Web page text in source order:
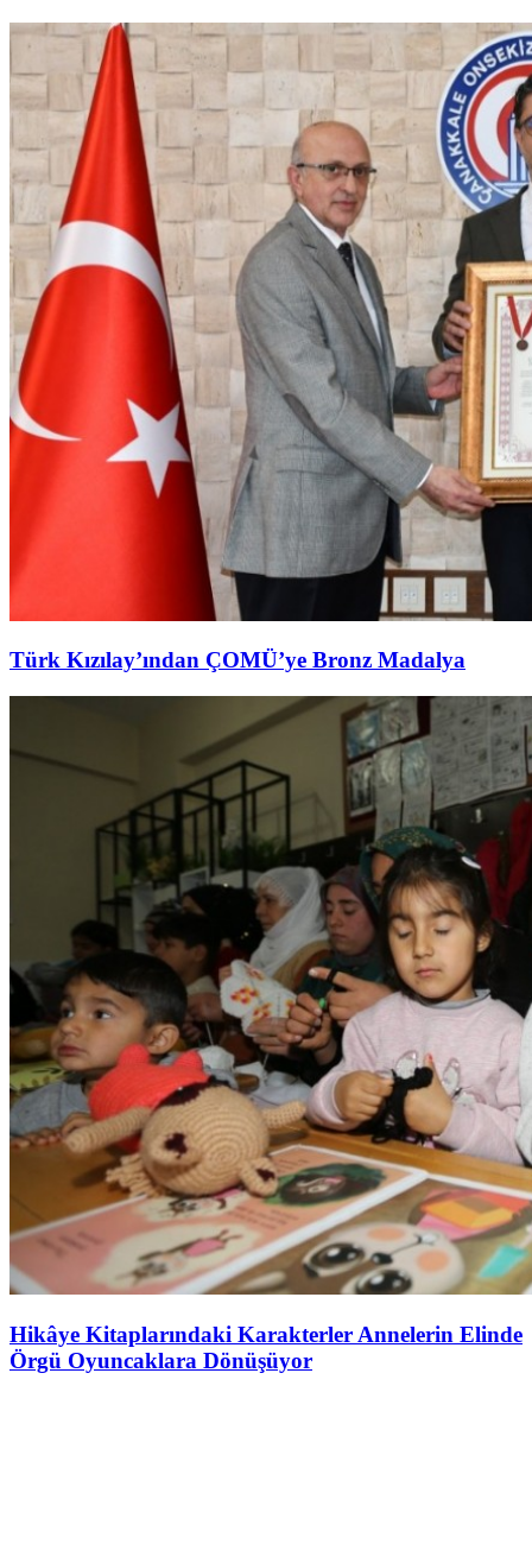
Türk Kızılay’ından ÇOMÜ’ye Bronz Madalya
Hikâye Kitaplarındaki Karakterler Annelerin Elinde
Örgü Oyuncaklara Dönüşüyor